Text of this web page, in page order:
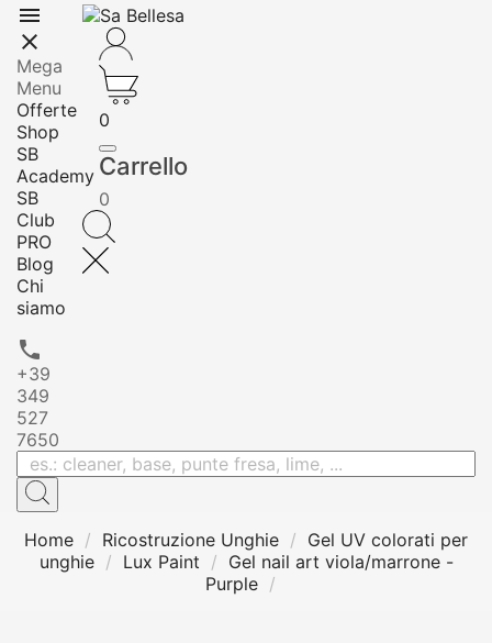


Mega
Menu
Offerte
Shop
SB
Academy
SB
Club
PRO
Blog
Chi
siamo

+39
349
527
7650
0
Carrello
0
Home Ricostruzione Unghie
Gel UV colorati per
unghie
Lux Paint
Gel nail art viola/marrone -
Purple